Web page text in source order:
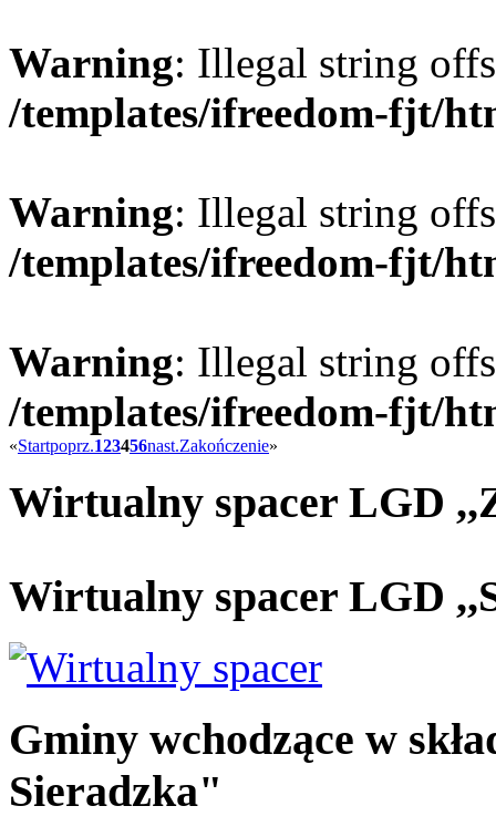
Warning: Illegal string
/templates/ifreedom-fjt/
Warning: Illegal string
/templates/ifreedom-fjt/
Warning: Illegal string
/templates/ifreedom-fjt/
«Startpoprz.123456nast.Zakończenie»
Wirtualny spacer LGD
Wirtualny spacer LGD
Gminy wchodzące w
Sieradzka"